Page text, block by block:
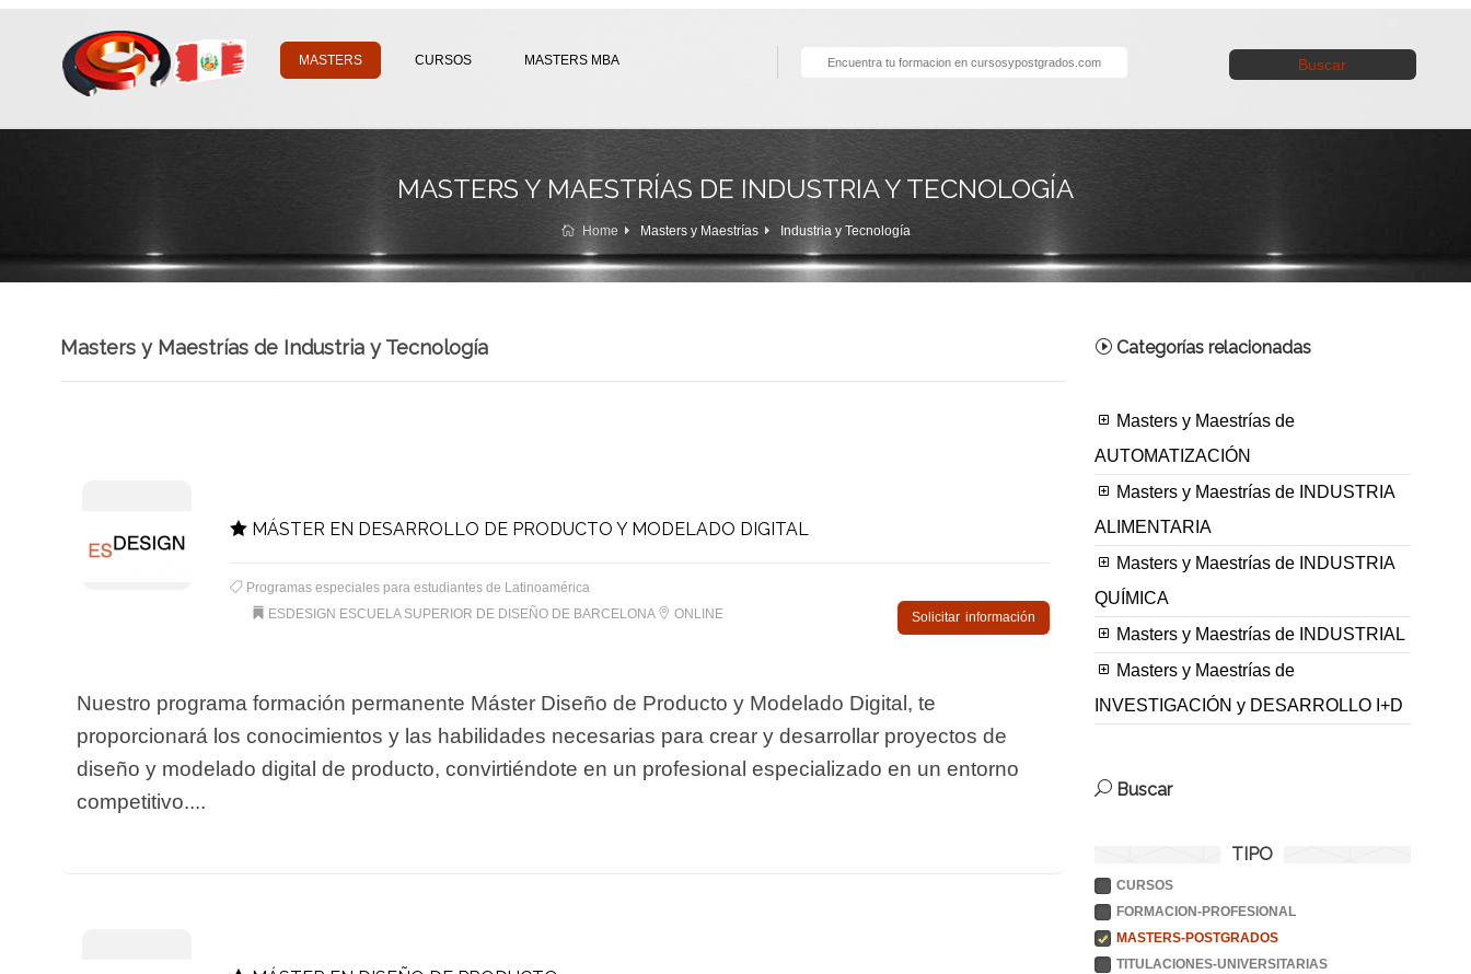
Buscar
MASTERS CURSOS MASTERS MBA
MASTERS Y MAESTRÍAS DE INDUSTRIA Y TECNOLOGÍA
Home Masters y Maestrías Industria y Tecnología
Masters y Maestrías de Industria y Tecnología
MÁSTER EN DESARROLLO DE PRODUCTO Y MODELADO DIGITAL
Programas especiales para estudiantes de Latinoamérica
ESDESIGN ESCUELA SUPERIOR DE DISEÑO DE BARCELONA
ONLINE Solicitar información
Nuestro programa formación permanente Máster Diseño de Producto y Modelado Digital, te
proporcionará los conocimientos y las habilidades necesarias para crear y desarrollar proyectos de
diseño y modelado digital de producto, convirtiéndote en un profesional especializado en un entorno
competitivo....
Categorías relacionadas
Masters y Maestrías de
AUTOMATIZACIÓN
Masters y Maestrías de INDUSTRIA
ALIMENTARIA
Masters y Maestrías de INDUSTRIA
QUÍMICA
Masters y Maestrías de INDUSTRIAL
Masters y Maestrías de
INVESTIGACIÓN y DESARROLLO I+D
Buscar
TIPO
CURSOS
FORMACION-PROFESIONAL
MASTERS-POSTGRADOS
TITULACIONES-UNIVERSITARIAS